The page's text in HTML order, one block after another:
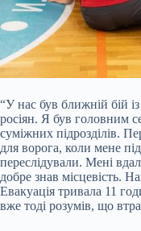
“У нас був ближній бій
росіян. Я був головним
суміжних підрозділів.
для ворога, коли мене
переслідували. Мені
добре знав місцевість.
Евакуація тривала 11
вже тоді розумів, що